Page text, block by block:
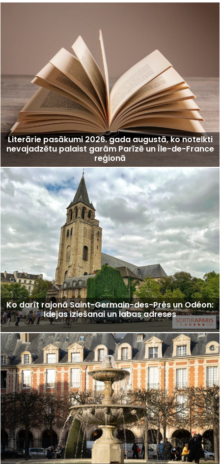
Literārie pasākumi 2026. gada augustā, ko noteikti
nevajadzētu palaist garām Parīzē un Île-de-France
reģionā
Ko darīt rajonā Saint-Germain-des-Prés un Odéon:
Idejas iziešanai un labas adreses